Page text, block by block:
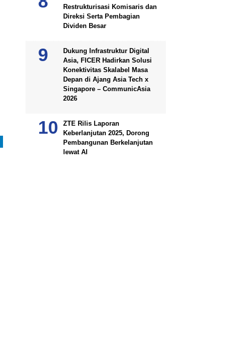
Restrukturisasi Komisaris dan
Direksi Serta Pembagian
Dividen Besar
Dukung Infrastruktur Digital
Asia, FICER Hadirkan Solusi
Konektivitas Skalabel Masa
Depan di Ajang Asia Tech x
Singapore – CommunicAsia
2026
ZTE Rilis Laporan
Keberlanjutan 2025, Dorong
Pembangunan Berkelanjutan
lewat AI